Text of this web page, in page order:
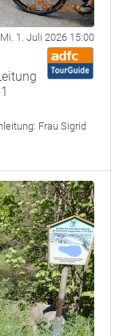
Mi. 1. Juli 2026 15:00
Frau Sigrid